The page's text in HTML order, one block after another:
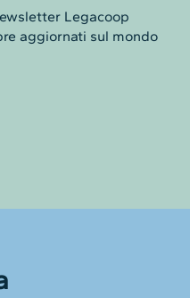
Legacoop
aggiornati sul mondo